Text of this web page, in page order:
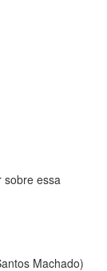
sobre essa
Machado)